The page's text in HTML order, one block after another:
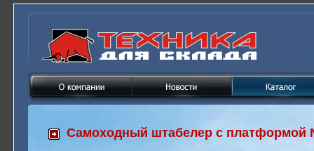
Самоходный штабелер с платформой